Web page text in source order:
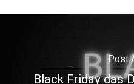
Post
Black Friday das